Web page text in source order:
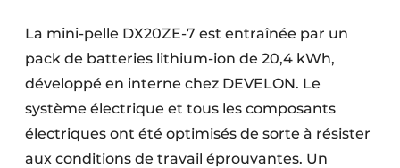
La mini-pelle DX20ZE-7 est entraînée par un
pack de batteries lithium-ion de 20,4 kWh,
développé en interne chez DEVELON. Le
système électrique et tous les composants
électriques ont été optimisés de sorte à résister
aux conditions de travail éprouvantes. Un